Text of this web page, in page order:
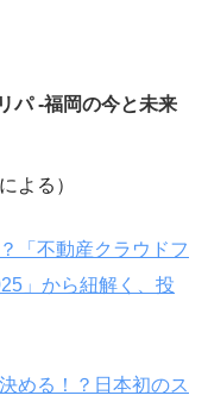
パ -福岡の今と未来
よる）
「不動産クラウドフ
」から紐解く、投
める！？日本初のス